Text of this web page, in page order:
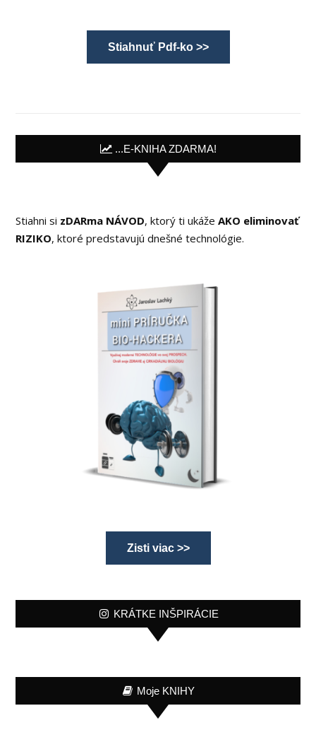
Stiahnuť Pdf-ko >>
...E-KNIHA ZDARMA!
Stiahni si zDARma NÁVOD, ktorý ti ukážeAKO eliminovať
RIZIKO, ktoré predstavujú dnešné technológie.
Zisti viac >>
KRÁTKE INŠPIRÁCIE
Moje KNIHY